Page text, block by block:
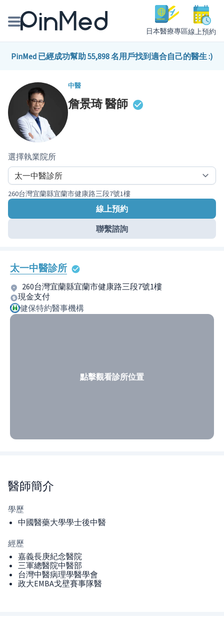
日本醫療專區線上預約
線上預約醫師、院所
醫師專欄專訪
健康主題館
PinMed 已經成功幫助 55,898 名用戶找到適合自己的醫生 :)
中醫
詹景琦醫師
選擇執業院所
260台灣宜蘭縣宜蘭市健康路三段7號1樓
線上預約
聯繫諮詢
太一中醫診所
260台灣宜蘭縣宜蘭市健康路三段7號1樓
現金支付
健保特約醫事機構
點擊觀看診所位置
醫師簡介
學歷
中國醫藥大學學士後中醫
經歷
嘉義長庚紀念醫院
三軍總醫院中醫部
台灣中醫病理學醫學會
政大EMBA戈壁賽事隊醫